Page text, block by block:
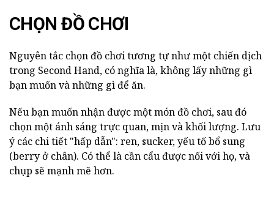
CHỌN ĐỒ CHƠI
Nguyên tắc chọn đồ chơi tương tự như một chiến dịch
trong Second Hand, có nghĩa là, không lấy những gì
bạn muốn và những gì để ăn.
Nếu bạn muốn nhận được một món đồ chơi, sau đó
chọn một ánh sáng trực quan, mịn và khối lượng. Lưu
ý các chi tiết "hấp dẫn": ren, sucker, yếu tố bổ sung
(berry ở chân). Có thể là cần cẩu được nối với họ, và
chụp sẽ mạnh mẽ hơn.